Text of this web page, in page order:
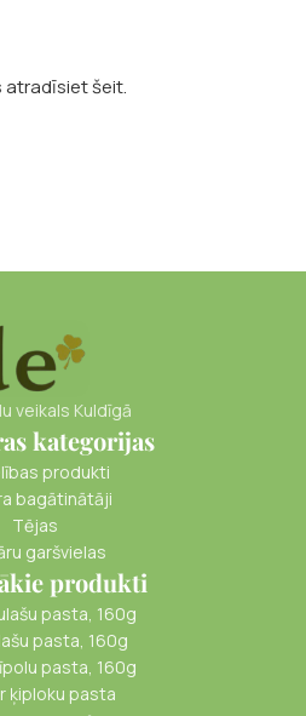
šeit.
veikals Kuldīgā
kategorijas
produkti
bagātinātāji
Tējas
garšvielas
produkti
pasta, 160g
pasta, 160g
pasta, 160g
ķiploku pasta